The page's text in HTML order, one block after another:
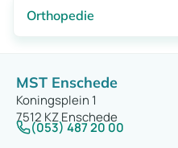
Orthopedie
MST Enschede
Koningsplein 1
7512 KZ Enschede
(053) 487 20 00